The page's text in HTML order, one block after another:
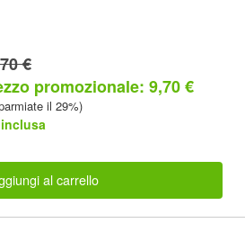
€
promozionale: 9,70 €
il 29%)
al carrello